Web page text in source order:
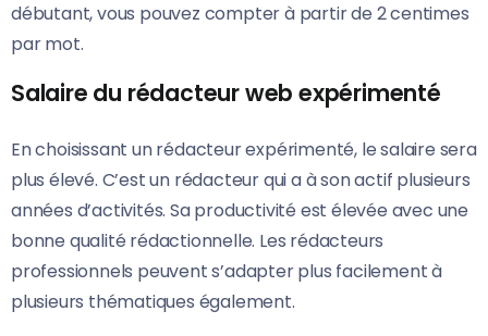
débutant, vous pouvez compter à partir de 2 centimes
par mot.
Salaire du rédacteur web expérimenté
En choisissant un rédacteur expérimenté, le salaire sera
plus élevé. C’est un rédacteur qui a à son actif plusieurs
années d’activités. Sa productivité est élevée avec une
bonne qualité rédactionnelle. Les rédacteurs
professionnels peuvent s’adapter plus facilement à
plusieurs thématiques également.